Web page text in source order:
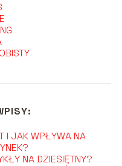
I JAK WPŁYWA NA
NA DZIESIĘTNY?